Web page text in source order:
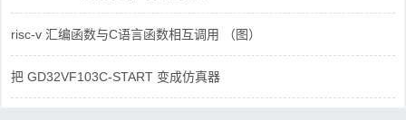
risc-v 汇编函数与C语言函数相互调用 （图）
把 GD32VF103C-START 变成仿真器